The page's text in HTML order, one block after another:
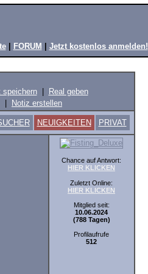
| FORUM Jetzt kostenlos anmelden!
|
Real geben
Notiz erstellen
NEUIGKEITEN PRIVAT
Chance auf Antwort:
HIER KLICKEN
Zuletzt Online:
HIER KLICKEN
Mitglied seit:
10.06.2024
(788 Tagen)
Profilaufrufe
512